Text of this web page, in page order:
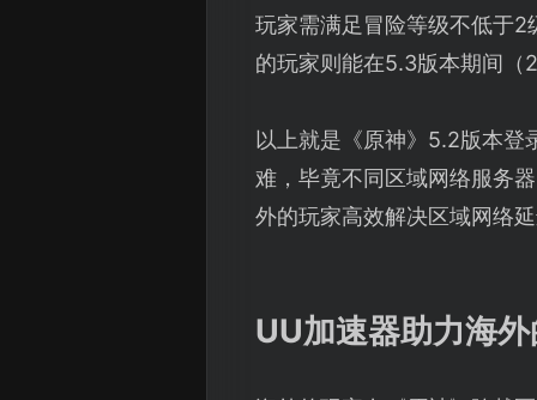
玩家需满足冒险等级不低于
的玩家则能在5.3版本期间（
以上就是《原神》5.2版本
难，毕竟不同区域网络服务
外的玩家高效解决区域网络
UU加速器助力海